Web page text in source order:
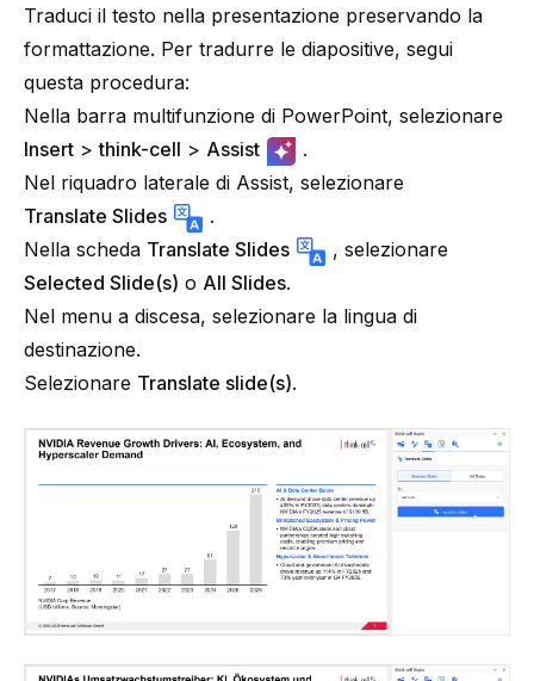
Traduci il testo nella presentazione preservando la
formattazione. Per tradurre le diapositive, segui
questa procedura:
Nella barra multifunzione di PowerPoint, selezionare
Insert >think-cell > Assist
.
Nel riquadro laterale di Assist, selezionare
Translate Slides
.
Nella scheda Translate Slides
, selezionare
Selected Slide(s) o All Slides.
Nel menu a discesa, selezionare la lingua di
destinazione.
Selezionare Translate slide(s).